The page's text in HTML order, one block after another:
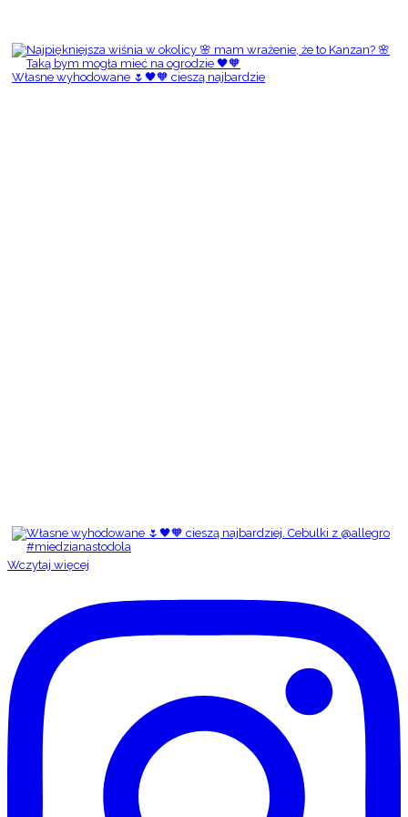
Własne wyhodowane 🌷🖤🧡 cieszą najbardzie
Wczytaj więcej